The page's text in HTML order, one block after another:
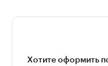
Хотите оформить